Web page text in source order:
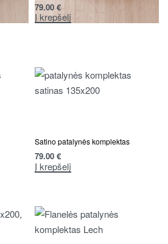
79.00€
Į krepšelį
Satino patalynės komplektas
79.00 €
Į krepšelį